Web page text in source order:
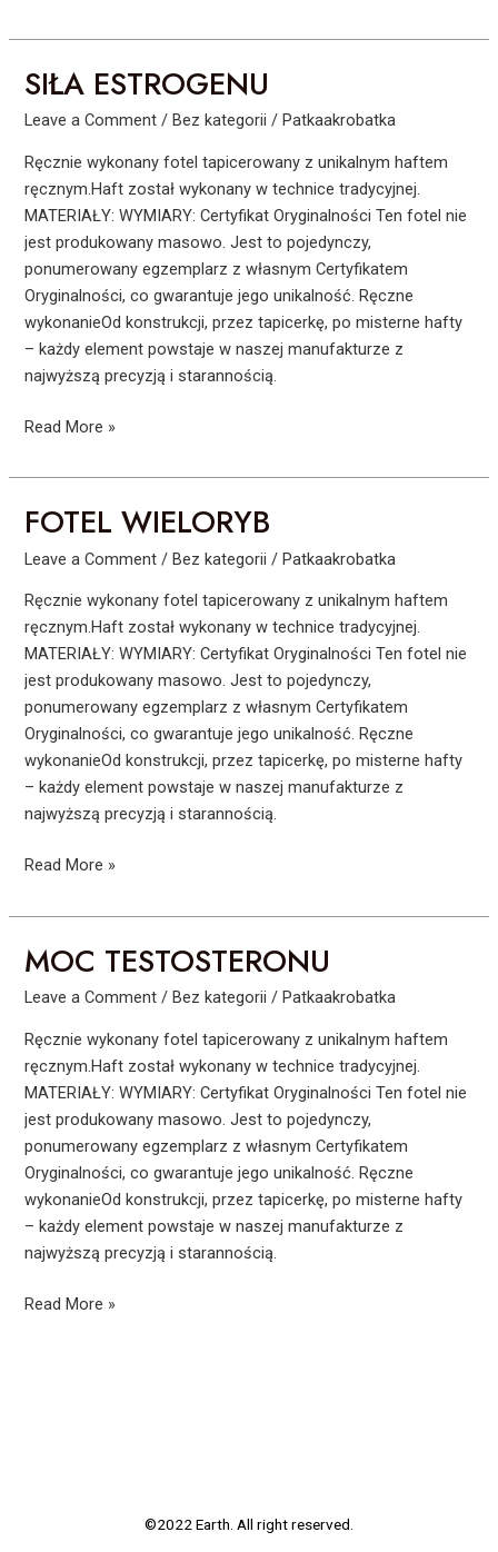
SIŁA ESTROGENU
Leave a Comment / Bez kategorii / Patkaakrobatka
Ręcznie wykonany fotel tapicerowany z unikalnym haftem
ręcznym.Haft został wykonany w technice tradycyjnej.
MATERIAŁY: WYMIARY: Certyfikat Oryginalności Ten fotel nie
jest produkowany masowo. Jest to pojedynczy,
ponumerowany egzemplarz z własnym Certyfikatem
Oryginalności, co gwarantuje jego unikalność. Ręczne
wykonanieOd konstrukcji, przez tapicerkę, po misterne hafty
– każdy element powstaje w naszej manufakturze z
najwyższą precyzją i starannością.
SIŁA
Read More »
FOTEL WIELORYB
Leave a Comment /Bez kategorii /Patkaakrobatka
Ręcznie wykonany fotel tapicerowany z unikalnym haftem
ręcznym.Haft został wykonany w technice tradycyjnej.
MATERIAŁY: WYMIARY: Certyfikat Oryginalności Ten fotel nie
jest produkowany masowo. Jest to pojedynczy,
ponumerowany egzemplarz z własnym Certyfikatem
Oryginalności, co gwarantuje jego unikalność. Ręczne
wykonanieOd konstrukcji, przez tapicerkę, po misterne hafty
– każdy element powstaje w naszej manufakturze z
najwyższą precyzją i starannością.
FOTEL
Read More »
MOC TESTOSTERONU
Leave a Comment /Bez kategorii /Patkaakrobatka
Ręcznie wykonany fotel tapicerowany z unikalnym haftem
ręcznym.Haft został wykonany w technice tradycyjnej.
MATERIAŁY: WYMIARY: Certyfikat Oryginalności Ten fotel nie
jest produkowany masowo. Jest to pojedynczy,
ponumerowany egzemplarz z własnym Certyfikatem
Oryginalności, co gwarantuje jego unikalność. Ręczne
wykonanieOd konstrukcji, przez tapicerkę, po misterne hafty
– każdy element powstaje w naszej manufakturze z
najwyższą precyzją i starannością.
MOC
Read More »
©2022 Earth. All right reserved.